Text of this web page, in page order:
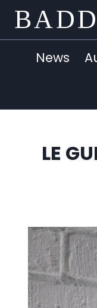
Skip
content
News
LE